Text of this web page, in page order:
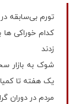
تورم بی‌سابقه در
کدام خوراکی ها
زدند
یک هفته تا
مردم در دوران